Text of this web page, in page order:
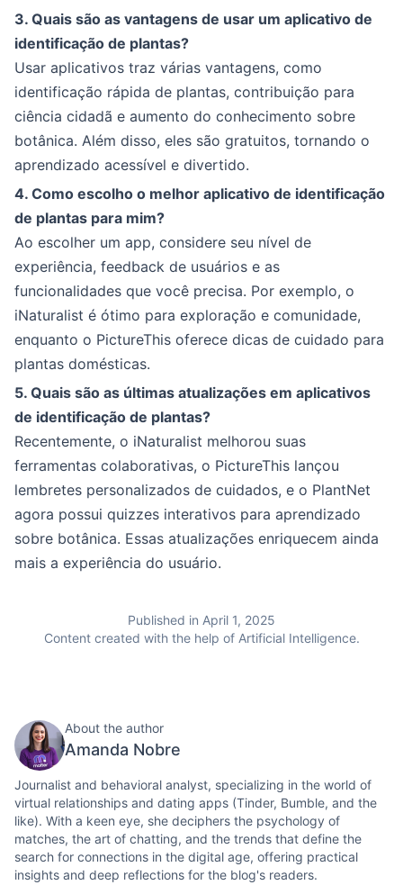
3. Quais são as vantagens de usar um aplicativo de
identificação de plantas?
Usar aplicativos traz várias vantagens, como
identificação rápida de plantas, contribuição para
ciência cidadã e aumento do conhecimento sobre
botânica. Além disso, eles são gratuitos, tornando o
aprendizado acessível e divertido.
4. Como escolho o melhor aplicativo de identificação
de plantas para mim?
Ao escolher um app, considere seu nível de
experiência, feedback de usuários e as
funcionalidades que você precisa. Por exemplo, o
iNaturalist é ótimo para exploração e comunidade,
enquanto o PictureThis oferece dicas de cuidado para
plantas domésticas.
5. Quais são as últimas atualizações em aplicativos
de identificação de plantas?
Recentemente, o iNaturalist melhorou suas
ferramentas colaborativas, o PictureThis lançou
lembretes personalizados de cuidados, e o PlantNet
agora possui quizzes interativos para aprendizado
sobre botânica. Essas atualizações enriquecem ainda
mais a experiência do usuário.
Published in April 1, 2025
Content created with the help of Artificial Intelligence.
About the author
Amanda Nobre
Journalist and behavioral analyst, specializing in the world of
virtual relationships and dating apps (Tinder, Bumble, and the
like). With a keen eye, she deciphers the psychology of
matches, the art of chatting, and the trends that define the
search for connections in the digital age, offering practical
insights and deep reflections for the blog's readers.